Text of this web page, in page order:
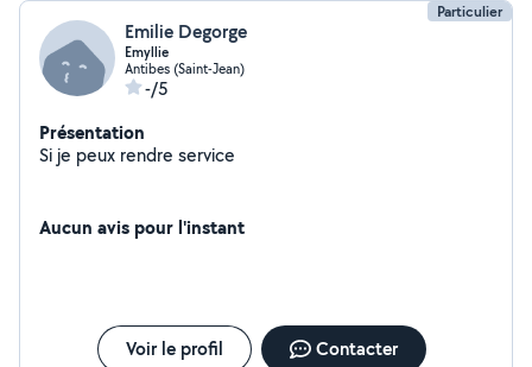
Particulier
Emilie Degorge
Emyllie
Antibes (Saint-Jean)
-/5
Présentation
Si je peux rendre service
Aucun avis pour l'instant
Voir le profil Contacter